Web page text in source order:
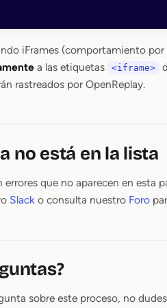
iFrames (comportamiento
a las etiquetas <iframe>
rastreados por OpenReplay.
no está en la lista
que no aparecen en esta
Slack o consulta nuestro Foro
sobre este proceso, no